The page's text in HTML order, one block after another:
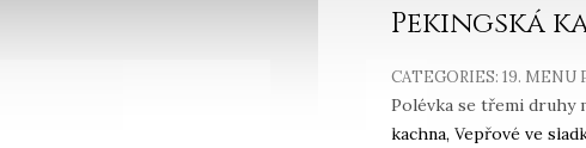
Pekingská
CATEGORIES: 19. MENU
Polévka se třemi druhy
kachna, Vepřové ve